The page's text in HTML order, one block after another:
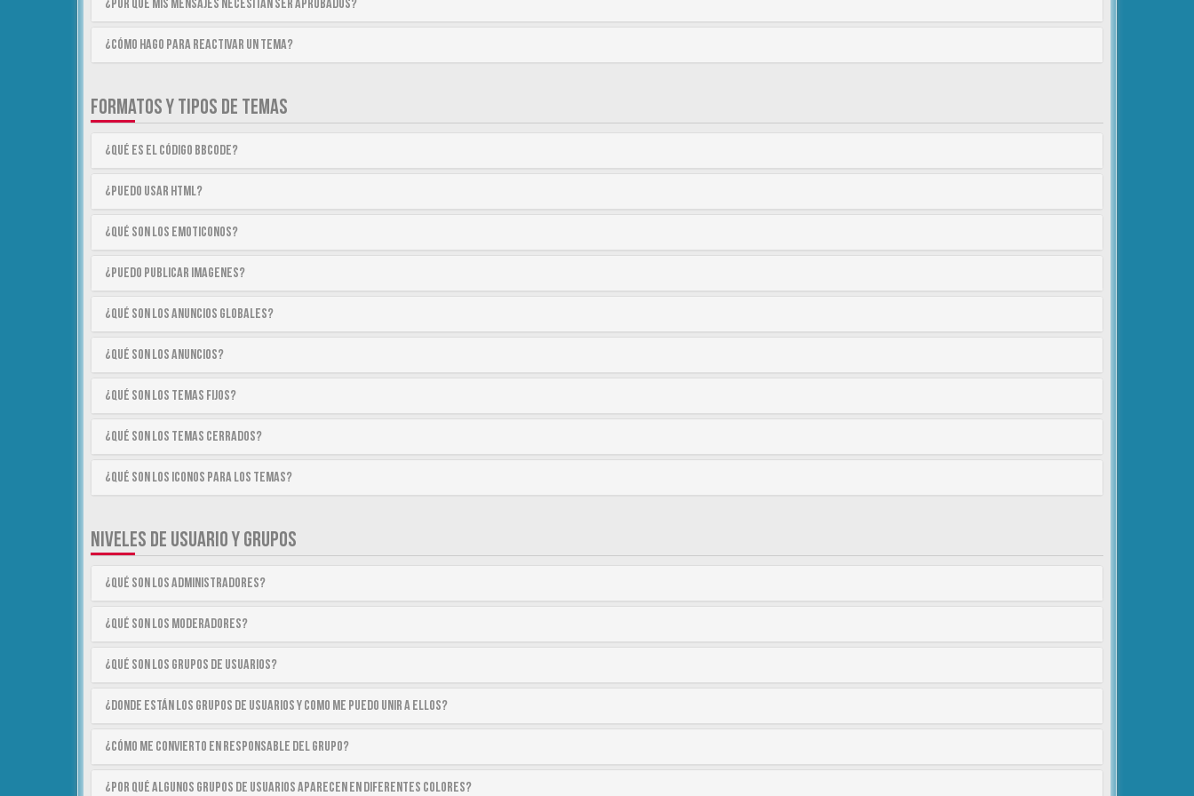
¿Por qué mis mensajes necesitan ser aprobados?
¿Cómo hago para reactivar un tema?
FORMATOS Y TIPOS DE TEMAS
¿Qué es el código BBCode?
¿Puedo usar HTML?
¿Qué son los emoticonos?
¿Puedo publicar imagenes?
¿Qué son los anuncios globales?
¿Qué son los anuncios?
¿Qué son los temas fijos?
¿Qué son los temas cerrados?
¿Qué son los iconos para los temas?
NIVELES DE USUARIO Y GRUPOS
¿Qué son los Administradores?
¿Qué son los Moderadores?
¿Qué son los Grupos de Usuarios?
¿Donde están los Grupos de Usuarios y como me puedo unir a ellos?
¿Cómo me convierto en Responsable del Grupo?
¿Por qué algunos Grupos de Usuarios aparecen en diferentes colores?